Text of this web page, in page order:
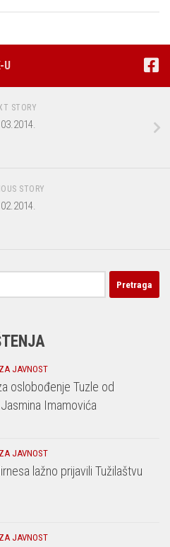
U
STORY
STORY
JAVNOST
oslobođenje Tuzle od
Imamovića
JAVNOST
lažno prijavili Tužilaštvu
JAVNOST